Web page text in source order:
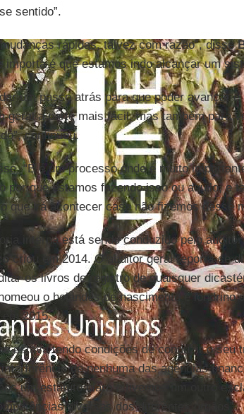
sentido”.
rápidas, talvez com razão”, disse
importa é que estamos indo alcançar um
um passo atrás para que poder avançar
geral a parte mais fácil, mas também para
continuou.
“E é um processo onde é muito
por que estamos fazendo isso ou aquilo, e
que irá acontecer caso não fizemos desse
interna está sendo conduzido pelo
criou em 2014. O auditor geral reporta-se
os livros de registro de quaisquer
o holandês de nascimento e londrino
2015.
estava tendo condições de conduzir o seu
de nenhuma das agências
um estatuto claro e tivemos um outro
diversas dos diferentes órgãos”.